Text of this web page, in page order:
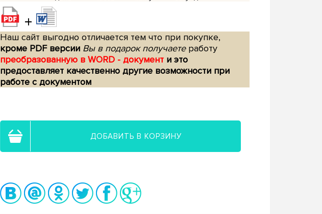
+
Наш сайт выгодно отличается тем что при покупке,
кроме PDF версии Вы в подарок получаетеработу
преобразованную в WORD - документ и это
предоставляет качественно другие возможности при
работе с документом
ДОБАВИТЬ В КОРЗИНУ